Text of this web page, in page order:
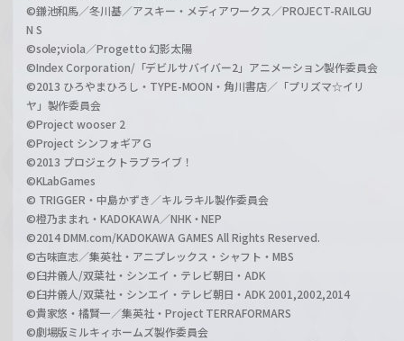
©鎌池和馬／冬川基／アスキー・メディアワークス／PROJECT-RAILGU
N S
©sole;viola／Progetto 幻影太陽
©Index Corporation/「デビルサバイバー2」アニメーション製作委員会
©2013 ひろやまひろし・TYPE-MOON・角川書店／「プリズマ☆イリ
ヤ」製作委員会
©Project wooser 2
©Project シンフォギアＧ
©2013 プロジェクトラブライブ！
©KLabGames
© TRIGGER・中島かずき／キルラキル製作委員会
©橙乃ままれ・KADOKAWA／NHK・NEP
©2014 DMM.com/KADOKAWA GAMES All Rights Reserved.
©古味直志／集英社・アニプレックス・シャフト・MBS
©臼井儀人/双葉社・シンエイ・テレビ朝日・ADK
©臼井儀人/双葉社・シンエイ・テレビ朝日・ADK 2001,2002,2014
©貴家悠・橘賢一／集英社・Project TERRAFORMARS
©劇場版ミルキィホームズ製作委員会